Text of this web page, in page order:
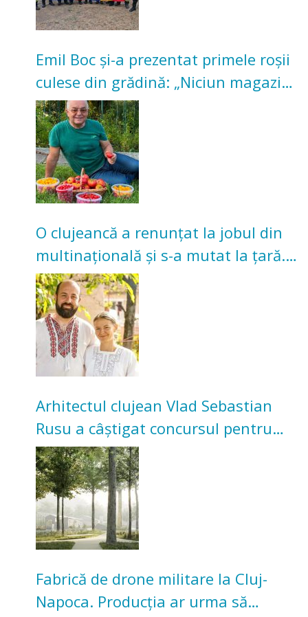
Emil Boc și-a prezentat primele roșii
culese din grădină: „Niciun magazin
nu poate oferi această satisfacție”
O clujeancă a renunțat la jobul din
multinațională și s-a mutat la țară.
Acum cultivă legume în grădina
bunicilor
Arhitectul clujean Vlad Sebastian
Rusu a câștigat concursul pentru
transformarea Grădinii Casei
Universitarilor
Fabrică de drone militare la Cluj-
Napoca. Producția ar urma să